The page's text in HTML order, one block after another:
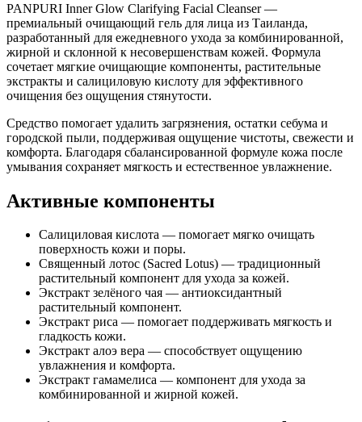
PANPURI Inner Glow Clarifying Facial Cleanser —
премиальный очищающий гель для лица из Таиланда,
разработанный для ежедневного ухода за комбинированной,
жирной и склонной к несовершенствам кожей. Формула
сочетает мягкие очищающие компоненты, растительные
экстракты и салициловую кислоту для эффективного
очищения без ощущения стянутости.
Средство помогает удалить загрязнения, остатки себума и
городской пыли, поддерживая ощущение чистоты, свежести и
комфорта. Благодаря сбалансированной формуле кожа после
умывания сохраняет мягкость и естественное увлажнение.
Активные компоненты
Салициловая кислота — помогает мягко очищать
поверхность кожи и поры.
Священный лотос (Sacred Lotus) — традиционный
растительный компонент для ухода за кожей.
Экстракт зелёного чая — антиоксидантный
растительный компонент.
Экстракт риса — помогает поддерживать мягкость и
гладкость кожи.
Экстракт алоэ вера — способствует ощущению
увлажнения и комфорта.
Экстракт гамамелиса — компонент для ухода за
комбинированной и жирной кожей.